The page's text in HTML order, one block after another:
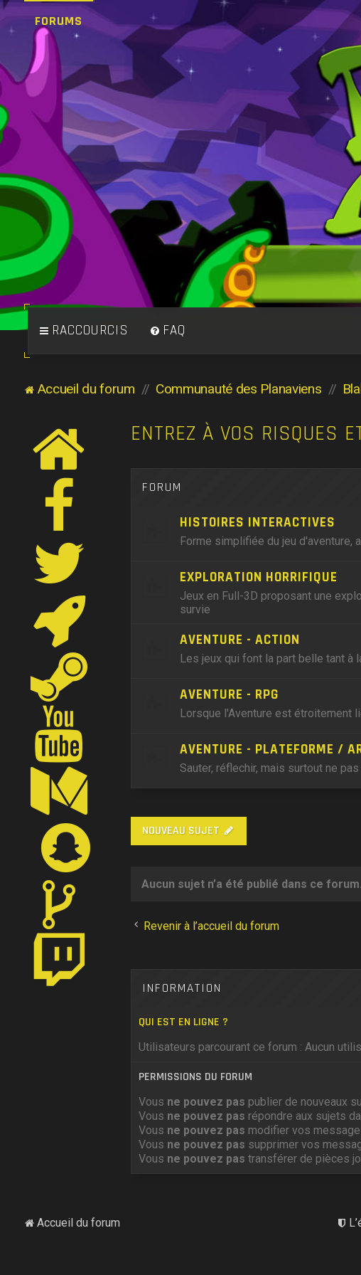
FORUMS
RACCOURCIS FAQ
Accueil du forum Communauté des Planaviens
ENTREZ À VOS RISQUES
FORUM
HISTOIRES INTERACTIVES
Forme simplifiée du jeu d'aventure,
EXPLORATION HORRIFIQUE
Jeux en Full-3D proposant une
survie
AVENTURE - ACTION
Les jeux qui font la part belle tant à
AVENTURE - RPG
Lorsque l'Aventure est étroitement
AVENTURE - PLATEFORME /
Sauter, réflechir, mais surtout ne pas
NOUVEAU SUJET
Aucun sujet n’a été publié dans ce forum.
Revenir à l’accueil du forum
INFORMATION
QUI EST EN LIGNE ?
Utilisateurs parcourant ce forum : Aucun
PERMISSIONS DU FORUM
Vous ne pouvez pas publier de nouveaux
Vous ne pouvez pas répondre aux sujets
Vous ne pouvez pas modifier vos
Vous ne pouvez pas supprimer vos
Vous ne pouvez pas transférer de pièces
Accueil du forum